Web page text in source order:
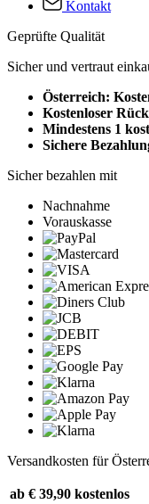
Kontakt
Geprüfte Qualität
Sicher und vertraut
Österreich:
Kostenloser
Mindestens 1
Sichere
Sicher bezahlen mit
Nachnahme
Vorauskasse
Versandkosten für
ab € 39,90 kostenlos